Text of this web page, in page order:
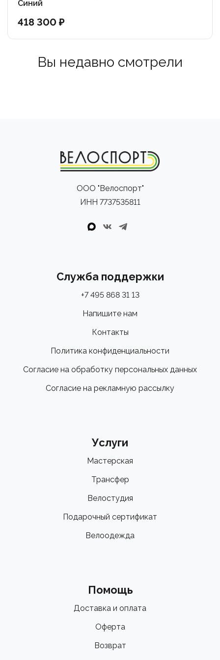
крепления Center Lock гарантируют долговечность и
плавную работу.
повышенный комфорт для продолжительных поездок.
превращают каждую поездку в настоящее
удовольствие.
Синий
418 300 ₽
Вы недавно смотрели
ООО "Велоспорт"
ИНН 7737535811
Служба поддержки
+7 495 868 31 13
Напишите нам
Контакты
Политика конфиденциальности
Согласие на обработку персональных данных
Согласие на рекламную рассылку
Услуги
Мастерская
Трансфер
Велостудия
Подарочный сертификат
Велоодежда
Помощь
Доставка и оплата
Оферта
Возврат